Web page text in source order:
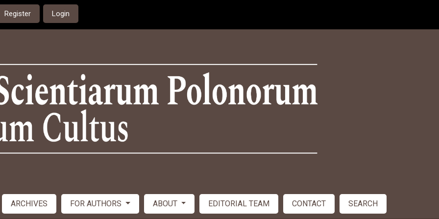
Register Login
ARCHIVES FOR AUTHORS ABOUT EDITORIAL TEAM CONTACT SEARCH